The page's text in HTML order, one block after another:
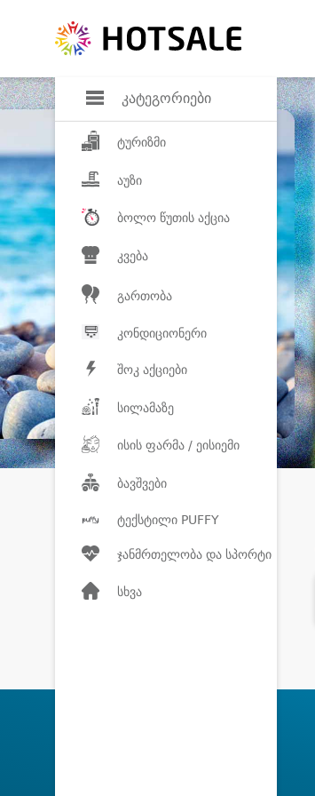
კატეგორიები
ტურიზმი
აუზი
ბოლო წუთის აქცია
კვება
გართობა
კონდიციონერი
შოკ აქციები
სილამაზე
ისის ფარმა / ეისიემი
ბავშვები
ტექსტილი PUFFY
ჯანმრთელობა და სპორტი
სხვა